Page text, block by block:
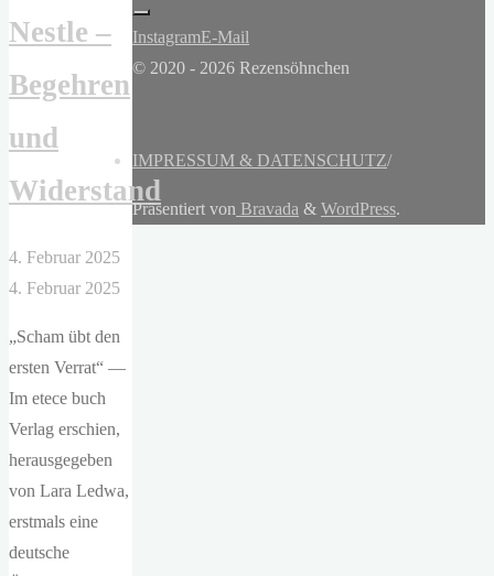
Nestle –
Begehren
und
Widerstand
4. Februar 2025
4. Februar 2025
„Scham übt den
ersten Verrat“ —
Im etece buch
Verlag erschien,
herausgegeben
von Lara Ledwa,
erstmals eine
deutsche
InstagramE-Mail
© 2020 - 2026 Rezensöhnchen
IMPRESSUM & DATENSCHUTZ/
Präsentiert von Bravada & WordPress.